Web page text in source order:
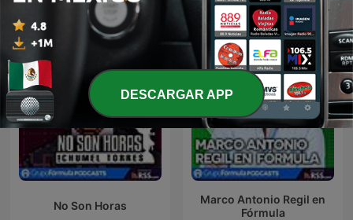
No Son Horas
Marco Antonio Regil en
Fórmula
DESCARGAR APP